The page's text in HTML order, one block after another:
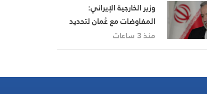
وزير الخارجية الإيراني:
المفاوضات مع عُمان لتحديد
حركة الملاحة في مضيق هرمز
منذ 3 ساعات